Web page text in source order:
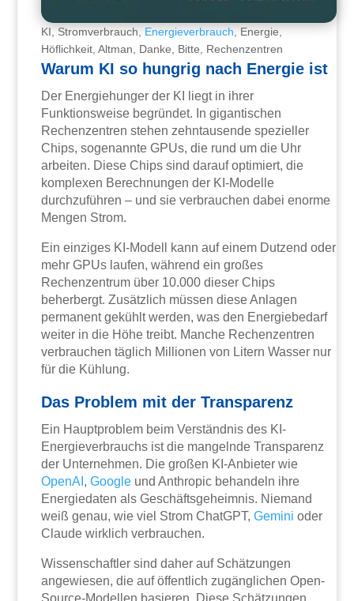
KI, Stromverbrauch, Energieverbrauch , Energie,
Höflichkeit, Altman, Danke, Bitte, Rechenzentren
Warum KI so hungrig nach Energie ist
Der Energiehunger der KI liegt in ihrer
Funktionsweise begründet. In gigantischen
Rechenzentren stehen zehntausende spezieller
Chips, sogenannte GPUs, die rund um die Uhr
arbeiten. Diese Chips sind darauf optimiert, die
komplexen Berechnungen der KI-Modelle
durchzuführen – und sie verbrauchen dabei enorme
Mengen Strom.
Ein einziges KI-Modell kann auf einem Dutzend oder
mehr GPUs laufen, während ein großes
Rechenzentrum über 10.000 dieser Chips
beherbergt. Zusätzlich müssen diese Anlagen
permanent gekühlt werden, was den Energiebedarf
weiter in die Höhe treibt. Manche Rechenzentren
verbrauchen täglich Millionen von Litern Wasser nur
für die Kühlung.
Das Problem mit der Transparenz
Ein Hauptproblem beim Verständnis des KI-
Energieverbrauchs ist die mangelnde Transparenz
der Unternehmen. Die großen KI-Anbieter wie
OpenAI ,Google und Anthropic behandeln ihre
Energiedaten als Geschäftsgeheimnis. Niemand
weiß genau, wie viel Strom ChatGPT,Gemini oder
Claude wirklich verbrauchen.
Wissenschaftler sind daher auf Schätzungen
angewiesen, die auf öffentlich zugänglichen Open-